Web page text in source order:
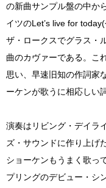
の新曲サンプル盤の中か
イツのLet’s live for
ザ・ロークスでグラス・
曲のカヴァーである。こ
思い、早速旧知の作詞家
ーケンが歌うに相応しい
演奏はリビング・デイラ
ズ・サウンドに作り上げた
ショーケンもうまく歌っ
プリングのデビュー・シ